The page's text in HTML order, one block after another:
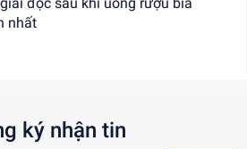
nhất
ký nhận tin